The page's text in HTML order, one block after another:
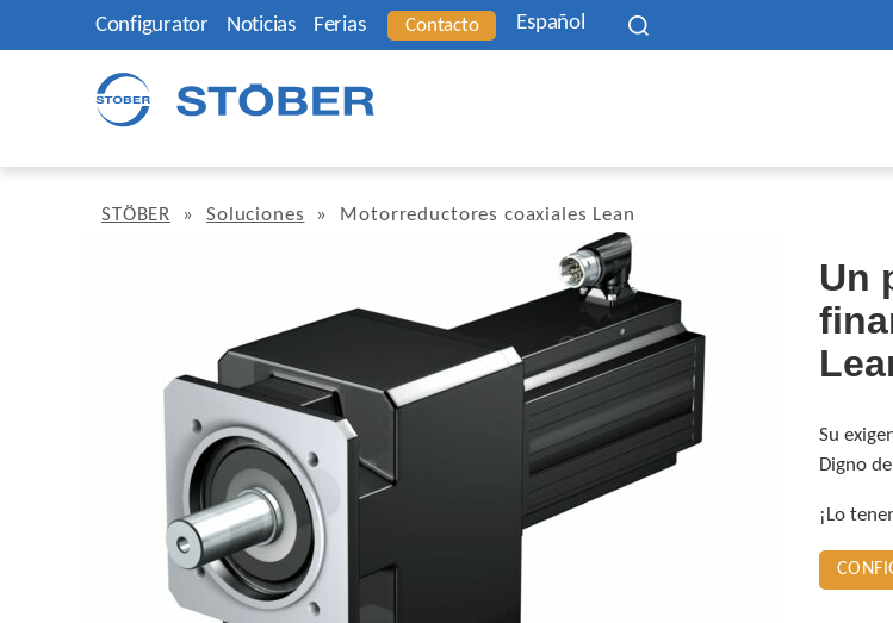
Configurator Noticias Ferias Contacto Español
STÖBER » Soluciones » Motorreductores coaxiales Lean
Un
Su
Digno
¡Lo